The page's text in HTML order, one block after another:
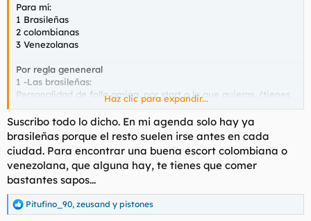
Para mí:
1 Brasileñas
2 colombianas
3 Venezolanas
Por regla geneneral
1 -Las brasileñas:
Personalidad de folla amiga, por start o lo que quieras, (tienes
para elegir). Besan mas, más cariñosas, disfrutan más del sexo,
les suele gustar o no importar francés sin, terminación dónde
quieras. Físico bastante top y para mí gusto personal, se suelen
cuidar mucho el ass y operarse los pechos que a mí me
encanta. Suele ser más complicado quedar con una brasileña.
2-Colombianas
El físico quizás hasta un punto mejor que las brasileñas, pero
luego no suelen besar y casi todas tienen extras por todo. (No
todas). A mí personalmente me paren menos rollo folla-amiga o
por start como algunas brasileñas.
Haz clic para expandir...
Suscribo todo lo dicho. En mi agenda solo hay ya
brasileñas porque el resto suelen irse antes en cada
ciudad. Para encontrar una buena escort colombiana o
venezolana, que alguna hay, te tienes que comer
bastantes sapos...
R
Pitufino_90, zeusand y pistones